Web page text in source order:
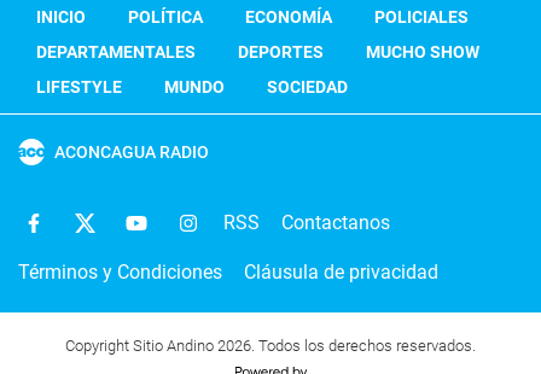
INICIO POLÍTICA ECONOMÍA
POLICIALES
DEPARTAMENTALES
DEPORTES
MUCHO SHOW
LIFESTYLE
MUNDO SOCIEDAD
ACONCAGUA RADIO
RSS Contactanos
Términos y Condiciones Cláusula de privacidad
Copyright Sitio Andino 2026. Todos los derechos reservados.